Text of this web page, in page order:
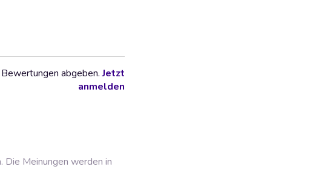
abgeben.Jetzt
anmelden
Die Meinungen werden in